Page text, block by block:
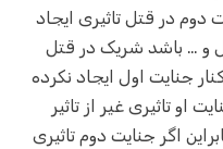
در قتل تاثیری ایجاد
و … باشد شریک در قتل
جنایت اول ایجاد نکرده
تاثیری غیر از تاثیر
اگر جنایت دوم تاثیری